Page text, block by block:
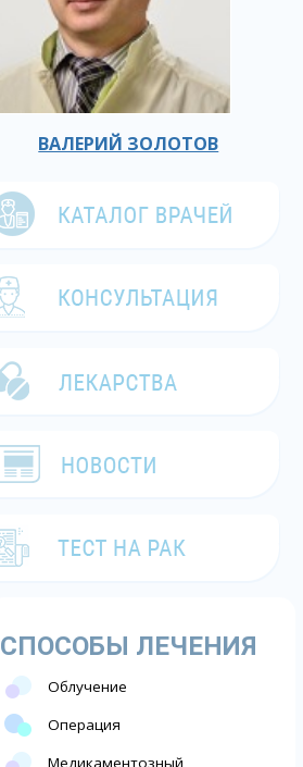
ВАЛЕРИЙ ЗОЛОТОВ
СПОСОБЫ ЛЕЧЕНИЯ
Облучение
Операция
Медикаментозный